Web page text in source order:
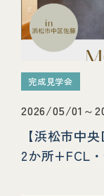
完成見学会
2026/05/01～
【浜松市中
2か所+FCL